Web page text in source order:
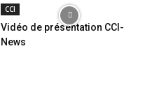
CCI
Vidéo de présentation CCI-
News